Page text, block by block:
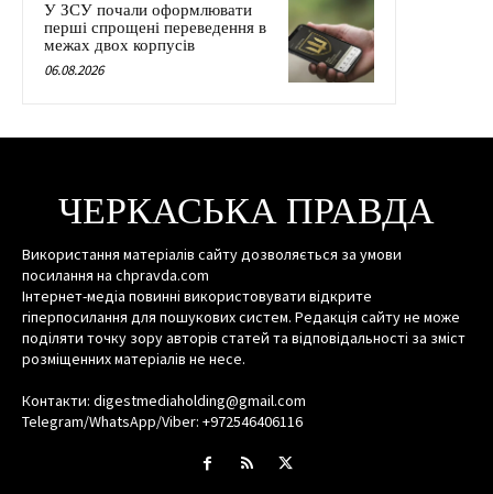
У ЗСУ почали оформлювати
перші спрощені переведення в
межах двох корпусів
06.08.2026
ЧЕРКАСЬКА ПРАВДА
Використання матеріалів сайту дозволяється за умови
посилання на chpravda.com
Інтернет-медіа повинні використовувати відкрите
гіперпосилання для пошукових систем. Редакція сайту не може
поділяти точку зору авторів статей та відповідальності за зміст
розміщенних матеріалів не несе.
Контакти: digestmediaholding@gmail.com
Telegram/WhatsApp/Viber: +972546406116